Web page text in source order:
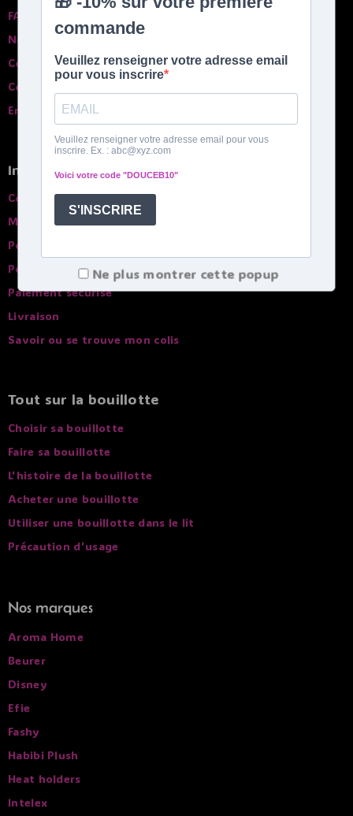
FAQ
Nos garanties
Contactez-nous
Comparatif des bouillottes
English spoken
Infos pratiques
Conditions générales de ventes
Mentions légales
Politique de confidentialité
Politique de Cookies
Paiement sécurisé
Livraison
Savoir ou se trouve mon colis
Tout sur la bouillotte
Choisir sa bouillotte
Faire sa bouillotte
L'histoire de la bouillotte
Acheter une bouillotte
Utiliser une bouillotte dans le lit
Précaution d'usage
Nos marques
Aroma Home
Beurer
Disney
Efie
Fashy
Habibi Plush
Heat holders
Intelex
Ne plus montrer cette popup